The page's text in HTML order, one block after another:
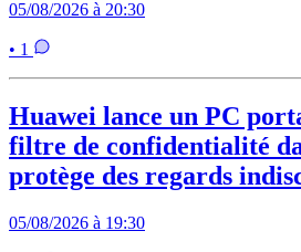
05/08/2026 à 20:30
• 1
Huawei lance un PC
filtre de confidentialité
protège des regards
05/08/2026 à 19:30